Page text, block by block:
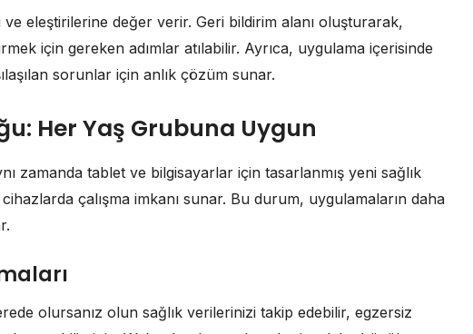
ve eleştirilerine değer verir. Geri bildirim alanı oluşturarak,
için gereken adımlar atılabilir. Ayrıca, uygulama içerisinde
sorunlar için anlık çözüm sunar.
Her Yaş Grubuna Uygun
zamanda tablet ve bilgisayarlar için tasarlanmış yeni sağlık
çalışma imkanı sunar. Bu durum, uygulamaların daha
olursanız olun sağlık verilerinizi takip edebilir, egzersiz